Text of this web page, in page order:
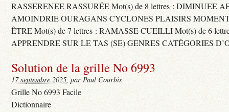
RASSERENEE RASSURÉE Mot(s) de 8 lettres : DIMINUEE
AMOINDRIE OURAGANS CYCLONES PLAISIRS
ÊTRE Mot(s) de 7 lettres : RAMASSE CUEILLI Mot(s) de 6
APPRENDRE SUR LE TAS (SE) GENRES CATÉGORIES
Solution de la grille No 6993
17 septembre 2025, par Paul Courbis
Grille No 6993 Facile
Dictionnaire